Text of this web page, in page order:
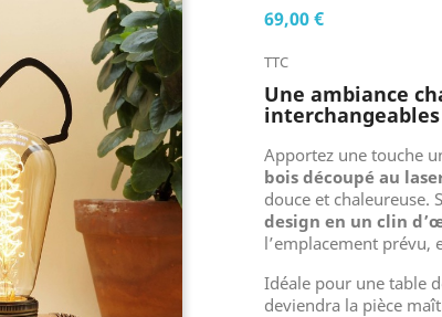
69,00 €
TTC
Une ambiance
Apportez une touche
bois découpé au
douce et chaleureuse.
design en un clin
l’emplacement prévu,
Idéale pour une table
deviendra la pièce